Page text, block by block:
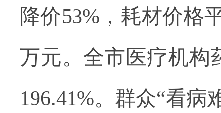
降价53% ，耗材价格
万元。全市医疗机构
196.41%。群众“看病